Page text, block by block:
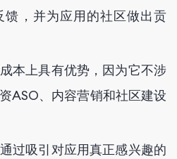
，并为应用的社区做出贡
本上具有优势，因为它不涉
ASO、内容营销和社区建设
过吸引对应用真正感兴趣的